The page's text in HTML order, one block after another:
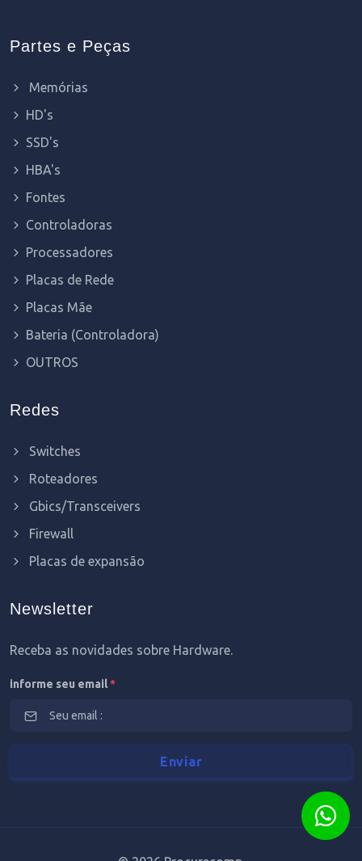
Partes e Peças
Memórias
HD's
SSD's
HBA's
Fontes
Controladoras
Processadores
Placas de Rede
Placas Mãe
Bateria (Controladora)
OUTROS
Redes
Switches
Roteadores
Gbics/Transceivers
Firewall
Placas de expansão
Newsletter
Receba as novidades sobre Hardware.
informe seu email*